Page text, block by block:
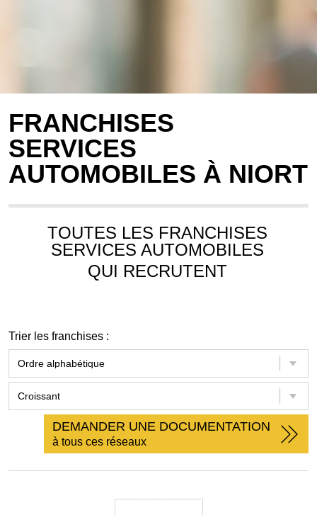
FRANCHISES
SERVICES
AUTOMOBILES À NIORT
TOUTES LES FRANCHISES
SERVICES AUTOMOBILES
QUI RECRUTENT
Trier les franchises :
DEMANDER UNE DOCUMENTATION
à tous ces réseaux